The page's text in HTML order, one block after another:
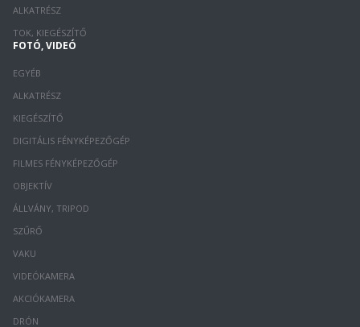
ALKATRÉSZ
TOK, KIEGÉSZÍTŐ
FOTÓ, VIDEÓ
EGYÉB
ALKATRÉSZ
KIEGÉSZÍTŐ
DIGITÁLIS FÉNYKÉPEZŐGÉP
FILMES FÉNYKÉPEZŐGÉP
OBJEKTÍV
ÁLLVÁNY, TRIPOD
SZŰRŐ
VAKU
VIDEÓKAMERA
AKCIÓKAMERA
DRÓN